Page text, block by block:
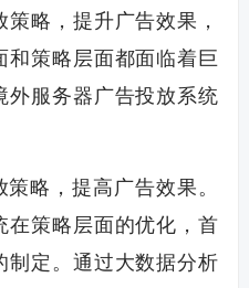
略，提升广告效果，
和策略层面都面临着巨
外服务器广告投放系统
略，提高广告效果。
在策略层面的优化，首
制定。通过大数据分析